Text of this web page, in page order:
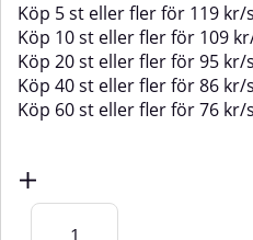
Köp 5 st eller fler för 119 kr/
Köp 10 st eller fler för 109 kr
Köp 20 st eller fler för95 kr/
Köp 40 st eller fler för86 kr/
Köp 60 st eller fler för76 kr/